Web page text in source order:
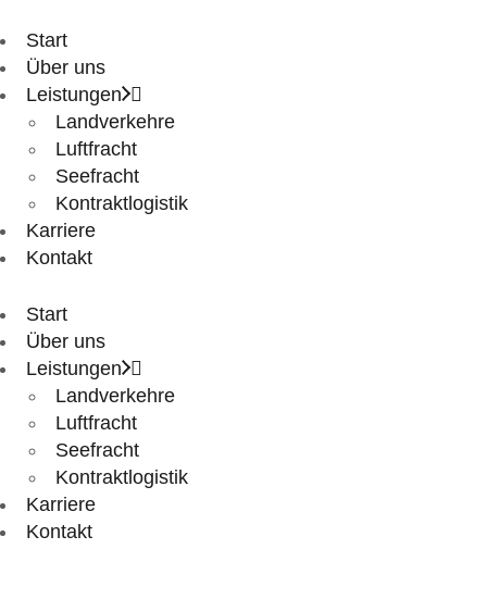
Start
Über uns
Leistungen
Landverkehre
Luftfracht
Seefracht
Kontraktlogistik
Karriere
Kontakt
Start
Über uns
Leistungen
Landverkehre
Luftfracht
Seefracht
Kontraktlogistik
Karriere
Kontakt